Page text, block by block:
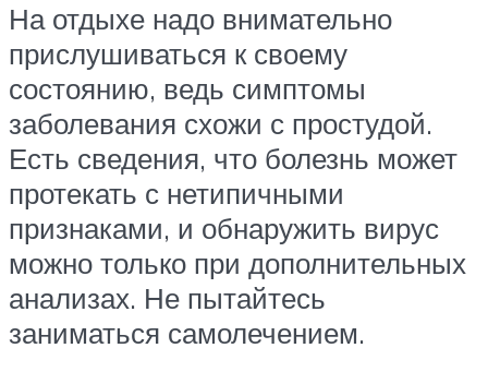
На отдыхе надо внимательно
прислушиваться к своему
состоянию, ведь симптомы
заболевания схожи с простудой.
Есть сведения, что болезнь может
протекать с нетипичными
признаками, и обнаружить вирус
можно только при дополнительных
анализах. Не пытайтесь
заниматься самолечением.